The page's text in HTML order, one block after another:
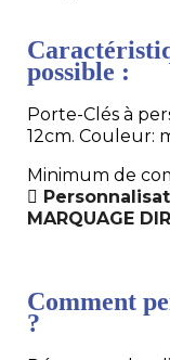
possible :
Porte-Clés à
12cm. Couleur:
Minimum de
MARQUAGE
Comment
?